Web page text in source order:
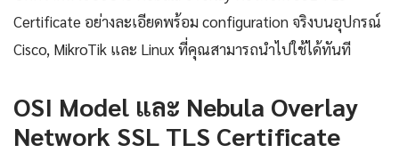
Certificate อย่างละเอียดพร้อม configuration จริงบนอุปกรณ์
Cisco, MikroTik และ Linux ที่คุณสามารถนำไปใช้ได้ทันที
OSI Model และ Nebula Overlay
Network SSL TLS Certificate